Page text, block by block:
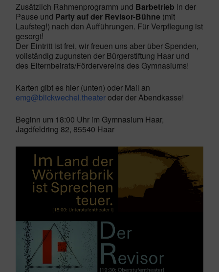
Zusätzlich Rahmenprogramm und Barbetrieb in der
Pause und Party auf der Revisor-Bühne (mit
Laufsteg!) nach den Aufführungen. Für Verpflegung ist
gesorgt!
Der Eintritt ist frei, wir freuen uns aber über Spenden,
vollständig zugunsten der Bürgerstiftung Haar und
des Elternbeirats/Fördervereins des Gymnasiums!
Karten gibt es hier (unten) oder Mail an
emg@blickwechel.theateroder der Abendkasse!
Beginn um 18:00 Uhr im Gymnasium Haar,
Jagdfeldring 82, 85540 Haar